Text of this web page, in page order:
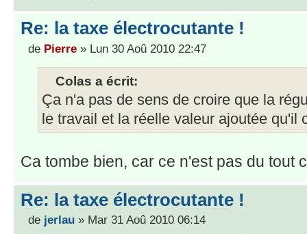
Re: la taxe électrocutante !
de Pierre » Lun 30 Aoû 2010 22:47
Colas a écrit:
Ça n'a pas de sens de croire que la
le travail et la réelle valeur ajoutée qu'il
Ca tombe bien, car ce n'est pas du tout
Re: la taxe électrocutante !
de jerlau » Mar 31 Aoû 2010 06:14